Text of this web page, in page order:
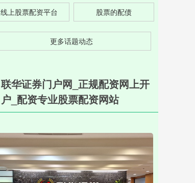
线上股票配资平台 股票的配债
更多话题动态
联华证券门户网_正规配资网上开
户_配资专业股票配资网站